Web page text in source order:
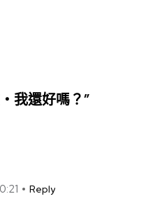
我還好嗎？”
Reply